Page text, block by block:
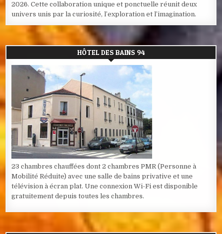
2026. Cette collaboration unique et ponctuelle réunit deux
univers unis par la curiosité, l’exploration et l’imagination.
HÔTEL DES BAINS 94
23 chambres chauffées dont 2 chambres PMR (Personne à
Mobilité Réduite) avec une salle de bains privative et une
télévision à écran plat. Une connexion Wi-Fi est disponible
gratuitement depuis toutes les chambres.